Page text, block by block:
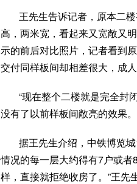
王先生告诉记者，原本二
高，两米宽，看起来又宽敞又
示的前后对比照片，记者看到
交付同样板间却相差很大，成
“现在整个二楼就是完全封
没有了以前样板间敞亮的效果
据王先生介绍，中铁博览
情况的每一层大约得有7户或
样，直接就拒绝收房了。”王